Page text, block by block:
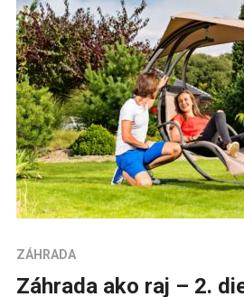
ZÁHRADA
Záhrada ako raj – 2.